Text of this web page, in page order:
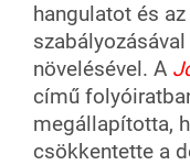
hangulatot és
növelésével. A
című
megállapította,
csökkentette a